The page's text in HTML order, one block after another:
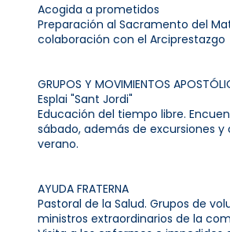
Acogida a prometidos
Preparación al Sacramento del
colaboración con el Arciprestazgo
GRUPOS Y MOVIMIENTOS
Esplai "Sant Jordi"
Educación del tiempo libre.
sábado, además de excursiones y
verano.
AYUDA FRATERNA
Pastoral de la Salud. Grupos de
ministros extraordinarios de la